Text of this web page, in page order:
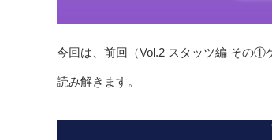
今回は、前回（Vol.2 スタッツ編 その①
読み解きます。